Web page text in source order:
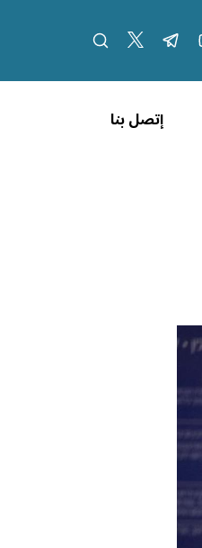
إتصل بنا